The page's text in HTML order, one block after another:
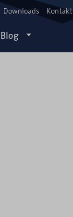
Blog
Downloads Kontakt